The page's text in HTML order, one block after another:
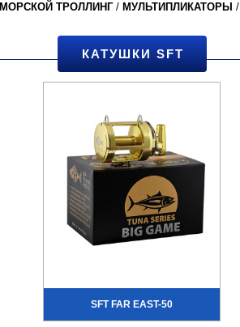
МОРСКОЙ ТРОЛЛИНГ/ МУЛЬТИПЛИКАТОРЫ /
КАТУШКИ SFT
SFT FAR EAST-50